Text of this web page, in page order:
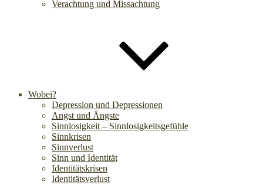
Verachtung und Missachtung
Wobei?
Depression und Depressionen
Angst und Ängste
Sinnlosigkeit – Sinnlosigkeitsgefühle
Sinnkrisen
Sinnverlust
Sinn und Identität
Identitätskrisen
Identitätsverlust